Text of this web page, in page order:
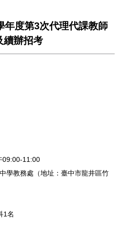
年度第3次代理代課教師
續辦招考
09:00-11:00
學教務處（地址：臺中市龍井區竹
1名